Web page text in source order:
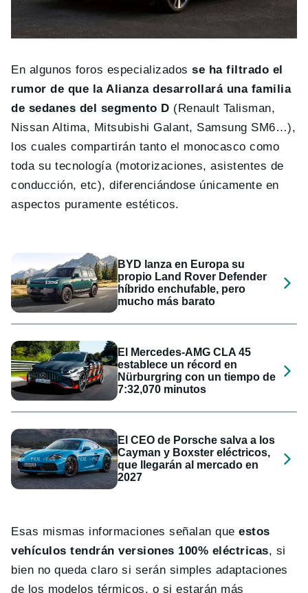
En algunos foros especializadosse ha filtrado el
rumor de que la Alianza desarrollará una familia
de sedanes del segmento D (Renault Talisman,
Nissan Altima, Mitsubishi Galant, Samsung SM6…),
los cuales compartirán tanto el monocasco como
toda su tecnología (motorizaciones, asistentes de
conducción, etc), diferenciándose únicamente en
aspectos puramente estéticos.
BYD lanza en Europa su
propio Land Rover Defender
híbrido enchufable, pero
mucho más barato
El Mercedes-AMG CLA 45
establece un récord en
Nürburgring con un tiempo de
7:32,070 minutos
El CEO de Porsche salva a los
Cayman y Boxster eléctricos,
que llegarán al mercado en
2027
Esas mismas informaciones señalan queestos
vehículos tendrán versiones 100% eléctricas, si
bien no queda claro si serán simples adaptaciones
de los modelos térmicos, o si estarán más